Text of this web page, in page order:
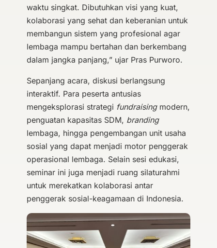
waktu singkat. Dibutuhkan visi yang kuat,
kolaborasi yang sehat dan keberanian untuk
membangun sistem yang profesional agar
lembaga mampu bertahan dan berkembang
dalam jangka panjang,” ujar Pras Purworo.
Sepanjang acara, diskusi berlangsung
interaktif. Para peserta antusias
mengeksplorasi strategi fundraisingmodern,
penguatan kapasitas SDM, branding
lembaga, hingga pengembangan unit usaha
sosial yang dapat menjadi motor penggerak
operasional lembaga. Selain sesi edukasi,
seminar ini juga menjadi ruang silaturahmi
untuk merekatkan kolaborasi antar
penggerak sosial-keagamaan di Indonesia.